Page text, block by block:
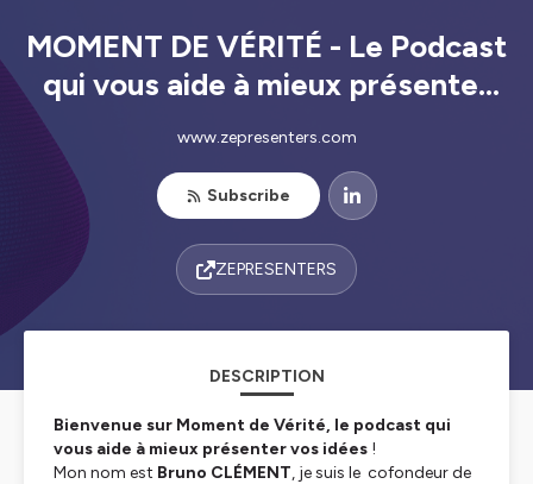
MOMENT DE VÉRITÉ - Le Podcast
qui vous aide à mieux présenter
vos idées !
www.zepresenters.com
Subscribe
ZEPRESENTERS
DESCRIPTION
Bienvenue sur Moment de Vérité, le podcast qui
vous aide à mieux présenter vos idées !
Mon nom est Bruno CLÉMENT, je suis le cofondeur de